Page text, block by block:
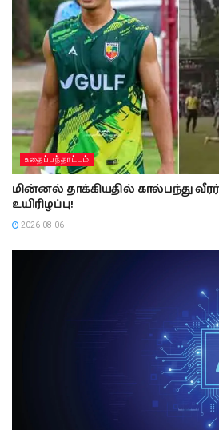
உதைப்பந்தாட்டம்
மின்னல் தாக்கியதில் கால்பந்து
உயிரிழப்பு!
2026-08-06